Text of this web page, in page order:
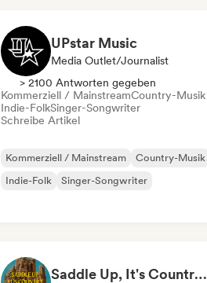
UPstar Music
Media Outlet/Journalist
> 2100 Antworten gegeben
Kommerziell / MainstreamCountry-Musik
Indie-FolkSinger-Songwriter
Schreibe Artikel
Kommerziell / Mainstream
Country-Musik
Indie-Folk
Singer-Songwriter
Saddle Up, It's Country Time 🤠 Outlaw Country, Americana & Country Rock